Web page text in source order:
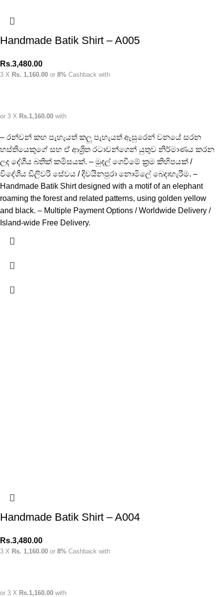
Handmade Batik Shirt – A005
Rs.3,480.00
3 X Rs. 1,160.00 or 8% Cashback with
or 3 X Rs.1,160.00 with
– රන්වන් කහ පැහැයත් කලු පැහැයත් ඇසුරෙන් වනයේ සරන
හස්තියෙකුගේ සහ ඒ ආශ්‍රිත රටාවන්ගෙන් යුතුව නිර්මාණය කරන
ලද දේශීය බතික් කමිසයක්. – මුදල් ගෙවීමේ ක්‍රම කිහිපයක් /
විදේශීය ඩිලිවරි සේවය / දිවයිනපුරා නොමිලේ බෙදාහැරීම. –
Handmade Batik Shirt designed with a motif of an elephant
roaming the forest and related patterns, using golden yellow
and black. – Multiple Payment Options / Worldwide Delivery /
Island-wide Free Delivery.
Handmade Batik Shirt – A004
Rs.3,480.00
3 X Rs. 1,160.00 or 8% Cashback with
or 3 X Rs.1,160.00 with